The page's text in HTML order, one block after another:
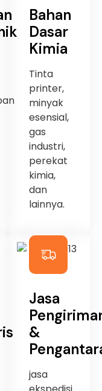
Bahan
Dasar
Kimia
Tinta
printer,
minyak
esensial,
gas
industri,
perekat
kimia,
dan
lainnya.
Jasa
&
jasa